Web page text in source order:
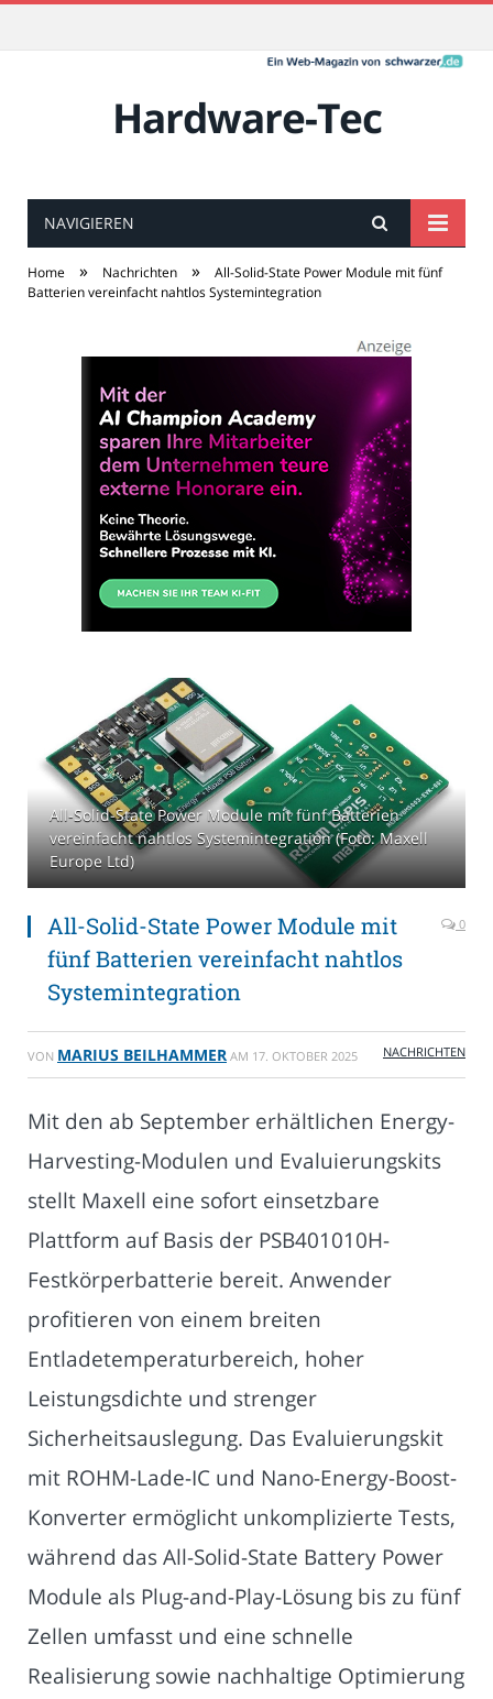
Hardware-Tec
NAVIGIEREN
Home » Nachrichten »
All-Solid-State Power Module mit fünf
Batterien vereinfacht nahtlos Systemintegration
All-Solid-State Power Module mit fünf Batterien
vereinfacht nahtlos Systemintegration (Foto: Maxell
Europe Ltd)
All-Solid-State Power Module mit
fünf Batterien vereinfacht nahtlos
Systemintegration
0
VON MARIUS BEILHAMMER AM 17. OKTOBER 2025 NACHRICHTEN
Mit den ab September erhältlichen Energy-
Harvesting-Modulen und Evaluierungskits
stellt Maxell eine sofort einsetzbare
Plattform auf Basis der PSB401010H-
Festkörperbatterie bereit. Anwender
profitieren von einem breiten
Entladetemperaturbereich, hoher
Leistungsdichte und strenger
Sicherheitsauslegung. Das Evaluierungskit
mit ROHM-Lade-IC und Nano-Energy-Boost-
Konverter ermöglicht unkomplizierte Tests,
während das All-Solid-State Battery Power
Module als Plug-and-Play-Lösung bis zu fünf
Zellen umfasst und eine schnelle
Realisierung sowie nachhaltige Optimierung